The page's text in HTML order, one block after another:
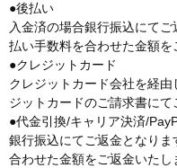
●後払い
入金済の場合銀行振込にて
払い手数料を合わせた金額を
●クレジットカード
クレジットカード会社を経
ジットカードのご請求書にて
●代金引換/キャリア決済/
銀行振込にてご返金となり
合わせた金額をご返金いたし